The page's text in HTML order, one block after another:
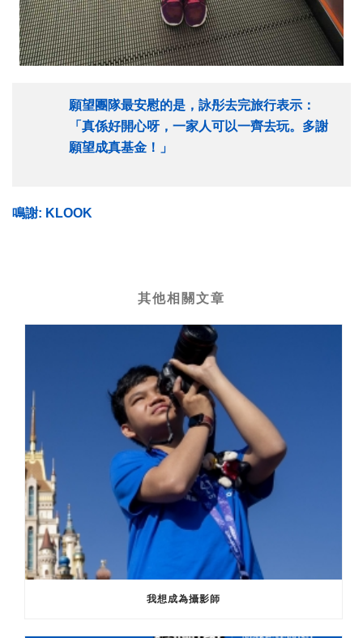
願望團隊最安慰的是，詠彤去完旅行表示：
「真係好開心呀，一家人可以一齊去玩。多謝
願望成真基金！」
鳴謝: KLOOK
其他相關文章
我想成為攝影師